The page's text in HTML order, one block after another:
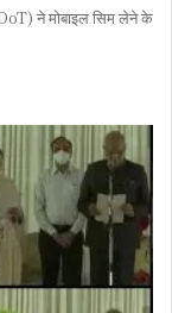
ने मोबाइल सिम लेने के